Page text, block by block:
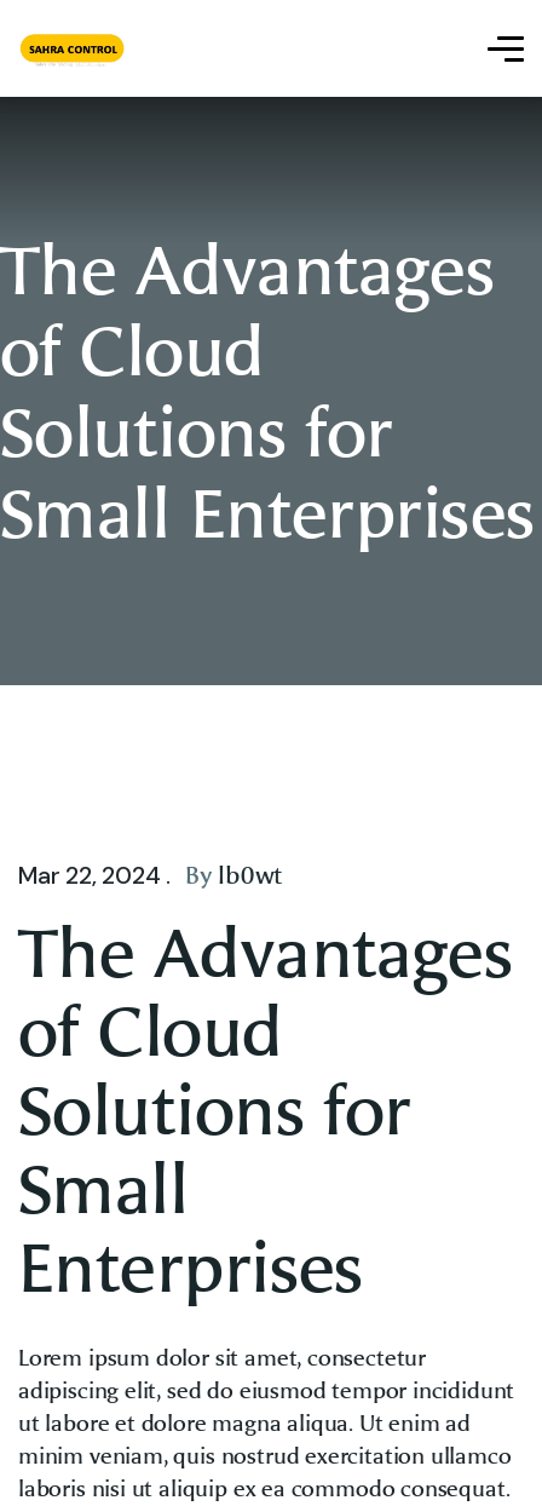
The Advantages
of Cloud
Solutions for
Small Enterprises
Mar 22, 2024 . By lb0wt
The Advantages
of Cloud
Solutions for
Small
Enterprises
Lorem ipsum dolor sit amet, consectetur
adipiscing elit, sed do eiusmod tempor incididunt
ut labore et dolore magna aliqua. Ut enim ad
minim veniam, quis nostrud exercitation ullamco
laboris nisi ut aliquip ex ea commodo consequat.